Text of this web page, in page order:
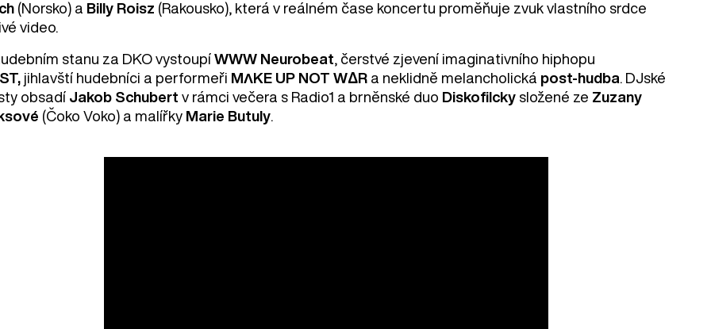
(Norsko) a Billy Roisz (Rakousko), která v reálném čase koncertu proměňuje zvuk vlastního srdce
video.
stanu za DKO vystoupíWWW Neurobeat , čerstvé zjevení imaginativního hiphopu
jihlavští hudebníci a performeři MΛKE UP NOT WΔR a neklidně melancholická post-hudba . DJské
obsadí Jakob Schubert v rámci večera s Radio1 a brněnské duo Diskofilcky složené ze Zuzany
(Čoko Voko) a malířky Marie Butuly